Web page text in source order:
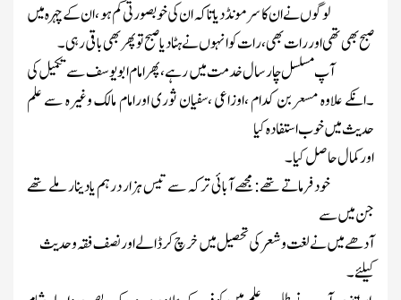
لوگوں نے ان کا سر مونڈدیا تاکہ ان کی خوبصورتی کم ہو ،ان کے چہرہ میں
صبح بھی تھی اوررات بھی ،رات کو انہوں نے ہٹادیا صبح تو پھر بھی باقی رہی ۔
آپ مسلسل چار سال خدمت میں رہے ،پھر امام ابویوسف سے تکمیل کی
۔انکے علاوہ مسعر بن کدام ،اوزاعی ،سفیان ثوری اورامام مالک وغیرہ سے علم
حدیث میں خوب استفادہ کیا
اورکمال حاصل کیا ۔
خود فرماتے تھے: مجھے آبائی ترکہ سے تیس ہزار درہم یادینار ملے تھے
جن میں سے
آدھے میں نے لغت و شعر کی تحصیل میں خرچ کرڈالے اور نصف فقہ وحدیث
کیلئے ۔